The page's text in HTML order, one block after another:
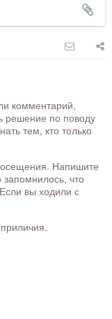
комментарий,
решение по поводу
тем, кто только
Напишите
запомнилось, что
вы ходили с